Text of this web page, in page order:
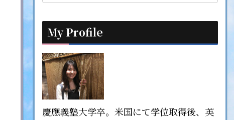
My Profile
慶應義塾大学卒。米国にて学位取得後、英